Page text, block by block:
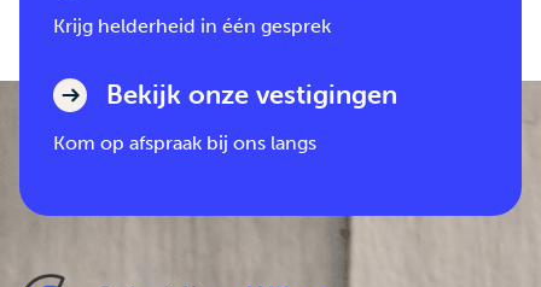
Krijg helderheid in één gesprek
Bekijk onze vestigingen
Kom op afspraak bij ons langs